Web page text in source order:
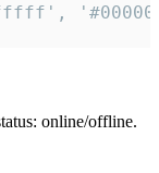
online/offline.